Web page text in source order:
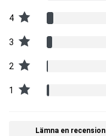
4
3
2
1
Lämna en recension